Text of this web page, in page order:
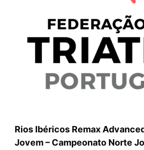
Rios Ibéricos Remax
Jovem – Campeonato Norte